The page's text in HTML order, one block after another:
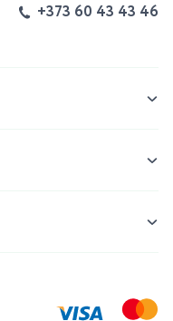
+373 60 43 43 46